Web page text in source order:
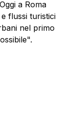
a Roma
flussi turistici
nel primo